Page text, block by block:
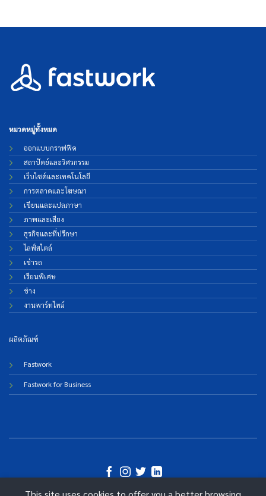
หมวดหมู่ทั้งหมด
ออกแบบกราฟฟิค
สถาปัตย์และวิศวกรรม
เว็บไซต์และเทคโนโลยี
การตลาดและโฆษณา
เขียนและแปลภาษา
ภาพและเสียง
ธุรกิจและที่ปรึกษา
ไลฟ์สไตล์
เช่ารถ
เรียนพิเศษ
ช่าง
งานพาร์ทไทม์
ผลิตภัณฑ์
Fastwork
Fastwork for Business